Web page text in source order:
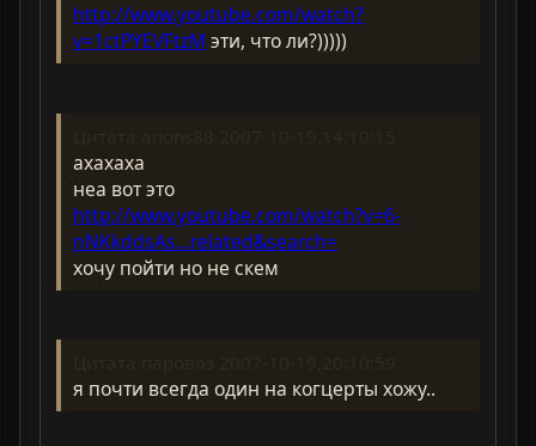
http://www.youtube.com/watch?
v=1ctPYEVFtzM эти, что ли?)))))
ахахаха
неа вот это
http://www.youtube.com/watch?v=6-
nNKkddsAs...related&search=
хочу пойти но не скем
я почти всегда один на когцерты хожу..